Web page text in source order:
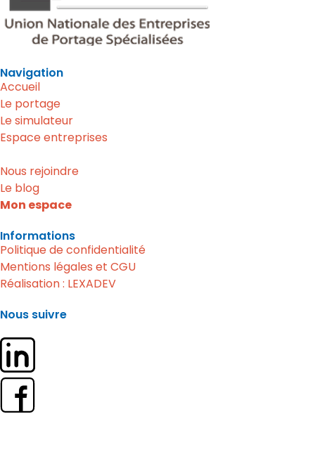
Navigation
Accueil
Le portage
Le simulateur
Espace entreprises
Nous rejoindre
Le blog
Mon espace
Informations
Politique de confidentialité
Mentions légales et CGU
Réalisation : LEXADEV
Nous suivre